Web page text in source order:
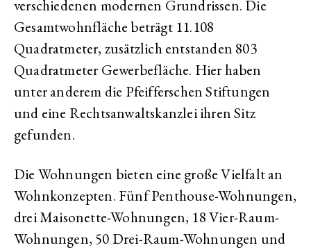
verschiedenen modernen Grundrissen. Die
Gesamtwohnfläche beträgt 11.108
Quadratmeter, zusätzlich entstanden 803
Quadratmeter Gewerbefläche. Hier haben
unter anderem die Pfeifferschen Stiftungen
und eine Rechtsanwaltskanzlei ihren Sitz
gefunden.
Die Wohnungen bieten eine große Vielfalt an
Wohnkonzepten. Fünf Penthouse-Wohnungen,
drei Maisonette-Wohnungen, 18 Vier-Raum-
Wohnungen, 50 Drei-Raum-Wohnungen und